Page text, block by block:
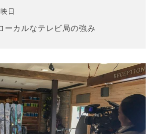
日
ーカルなテレビ局の強み